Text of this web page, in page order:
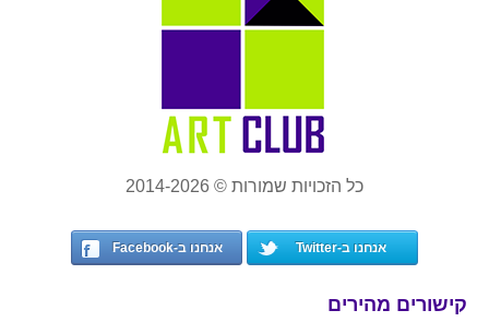
כל הזכויות שמורות © 2014-2026
אנחנו ב-Twitter אנחנו ב-Facebook
קישורים מהירים